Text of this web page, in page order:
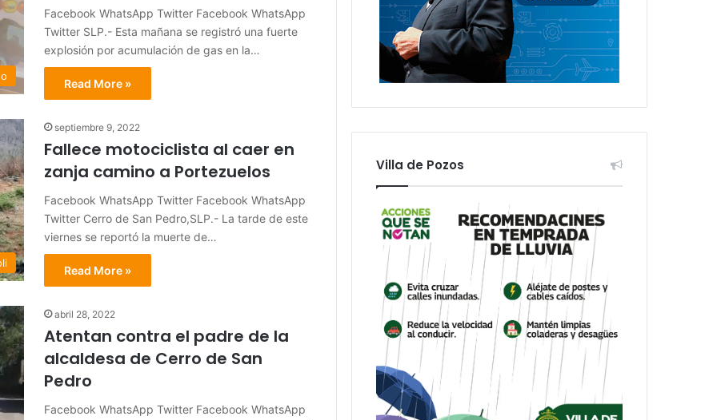
Facebook WhatsApp Twitter Facebook WhatsApp
Twitter SLP.- Esta mañana se registró una fuerte
explosión por acumulación de gas en la…
Read More »
septiembre 9, 2022
Fallece motociclista al caer en
zanja camino a Portezuelos
Facebook WhatsApp Twitter Facebook WhatsApp
Twitter Cerro de San Pedro,SLP.- La tarde de este
viernes se reportó la muerte de…
Read More »
abril 28, 2022
Atentan contra el padre de la
alcaldesa de Cerro de San
Pedro
Facebook WhatsApp Twitter Facebook WhatsApp
Villa de Pozos